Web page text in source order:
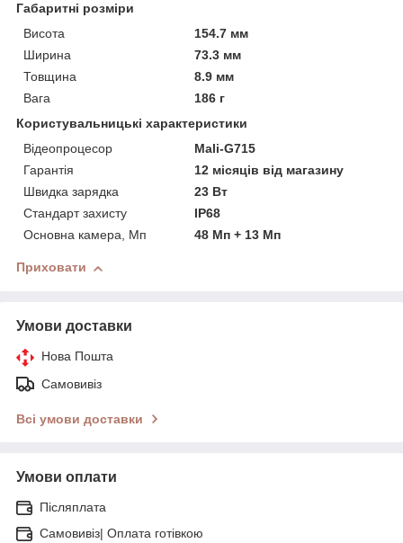
Габаритні розміри
Висота
154.7 мм
Ширина
73.3 мм
Товщина
8.9 мм
Вага
186 г
Користувальницькі характеристики
Відеопроцесор
Mali-G715
Гарантія
12 місяців від магазину
Швидка зарядка
23 Вт
Стандарт захисту
IP68
Основна камера, Мп
48 Мп + 13 Мп
Приховати
Умови доставки
Нова Пошта
Самовивіз
Всі умови доставки
Умови оплати
Післяплата
Самовивіз| Оплата готівкою